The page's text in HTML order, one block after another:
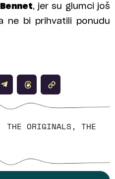
, jer su glumci još
ne bi prihvatili ponudu
THE ORIGINALS, THE